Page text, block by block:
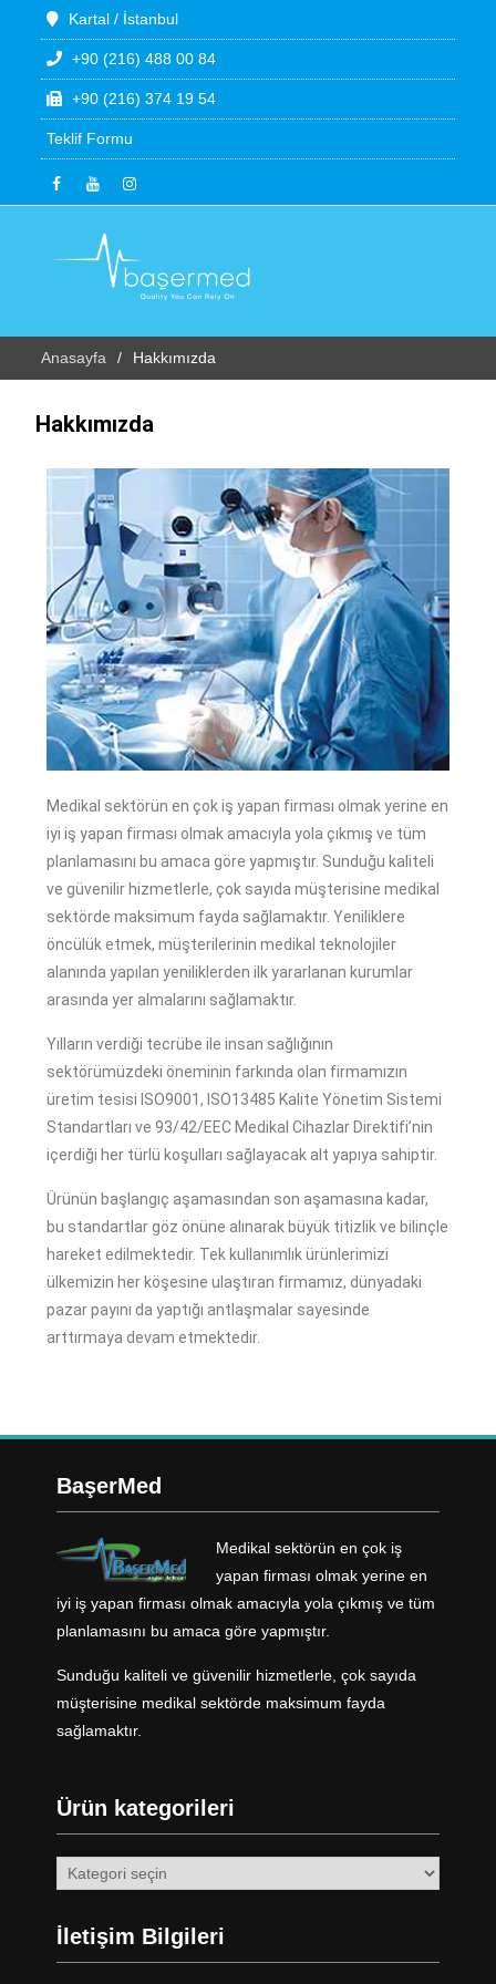
Kartal / İstanbul
+90 (216) 488 00 84
+90 (216) 374 19 54
Teklif Formu
Anasayfa Hakkımızda
Hakkımızda
Medikal sektörün en çok iş yapan firması olmak yerine en
iyi iş yapan firması olmak amacıyla yola çıkmış ve tüm
planlamasını bu amaca göre yapmıştır. Sunduğu kaliteli
ve güvenilir hizmetlerle, çok sayıda müşterisine medikal
sektörde maksimum fayda sağlamaktır. Yeniliklere
öncülük etmek, müşterilerinin medikal teknolojiler
alanında yapılan yeniliklerden ilk yararlanan kurumlar
arasında yer almalarını sağlamaktır.
Yılların verdiği tecrübe ile insan sağlığının
sektörümüzdeki öneminin farkında olan firmamızın
üretim tesisi ISO9001, ISO13485 Kalite Yönetim Sistemi
Standartları ve 93/42/EEC Medikal Cihazlar Direktifi’nin
içerdiği her türlü koşulları sağlayacak alt yapıya sahiptir.
Ürünün başlangıç aşamasından son aşamasına kadar,
bu standartlar göz önüne alınarak büyük titizlik ve bilinçle
hareket edilmektedir. Tek kullanımlık ürünlerimizi
ülkemizin her köşesine ulaştıran firmamız, dünyadaki
pazar payını da yaptığı antlaşmalar sayesinde
arttırmaya devam etmektedir.
BaşerMed
Medikal sektörün en çok iş
yapan firması olmak yerine en
iyi iş yapan firması olmak amacıyla yola çıkmış ve tüm
planlamasını bu amaca göre yapmıştır.
Sunduğu kaliteli ve güvenilir hizmetlerle, çok sayıda
müşterisine medikal sektörde maksimum fayda
sağlamaktır.
Ürün kategorileri
İletişim Bilgileri